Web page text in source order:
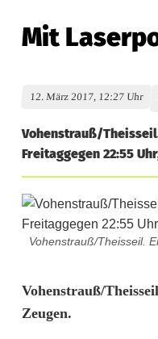
Mit
12. März 2017, 12:27 Uhr
Vohenstrauß/
Freitaggegen 22:55
Vohenstrauß/Theisseil.
M
i
Vohenstrauß/
Zeugen.